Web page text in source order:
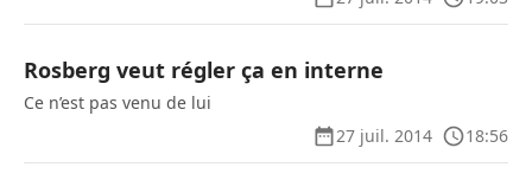
Rosberg veut régler ça en interne
Ce n’est pas venu de lui
27 juil. 2014
18:56